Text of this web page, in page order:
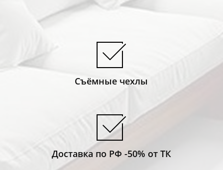
Съёмные чехлы
Доставка по РФ -50% от ТК